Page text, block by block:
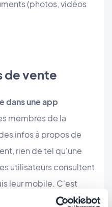
(photos, vidéos
de vente
dans une app
membres de la
infos à propos de
rien de tel qu'une
utilisateurs consultent
leur mobile. C'est
et des étudiants qui